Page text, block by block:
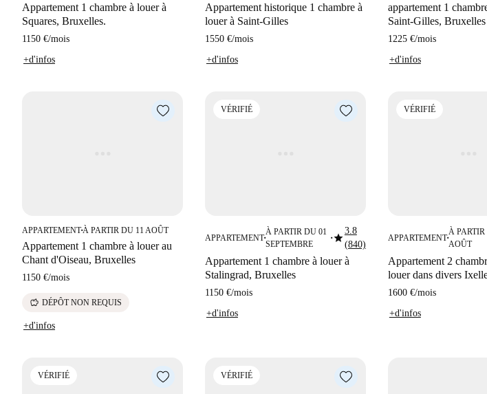
Appartement 1 chambre à louer à
Squares, Bruxelles.
1150 €/mois
+d'infos
Appartement historique 1 chambre à
louer à Saint-Gilles
1550 €/mois
+d'infos
appartement 1
Saint-Gilles, Bruxelles
1225 €/mois
+d'infos
APPARTEMENT■À PARTIR DU 11 AOÛT
Appartement 1 chambre à louer au
Chant d'Oiseau, Bruxelles
1150 €/mois
savings DÉPÔT NON REQUIS
+d'infos
VÉRIFIÉ
APPARTEMENT■
À PARTIR DU 01
SEPTEMBRE
■star3.8
(840)
Appartement 1 chambre à louer à
Stalingrad, Bruxelles
1150 €/mois
+d'infos
VÉRIFIÉ
APPARTEMENT■
À
AOÛT
Appartement 2
louer dans divers
1600 €/mois
+d'infos
VÉRIFIÉ VÉRIFIÉ